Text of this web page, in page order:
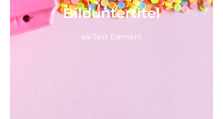
Bild­unter­titel
als Text Element